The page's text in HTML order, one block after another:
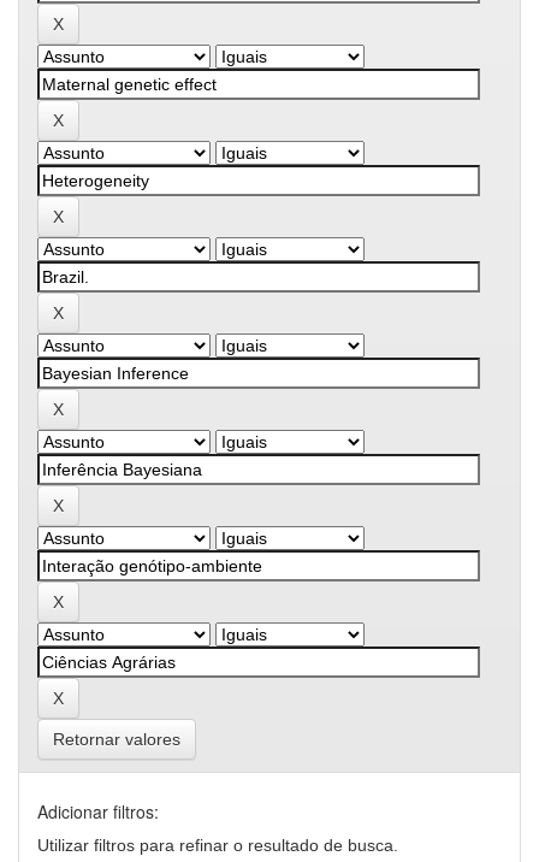
Retornar valores
Adicionar filtros:
Utilizar filtros para refinar o resultado de busca.